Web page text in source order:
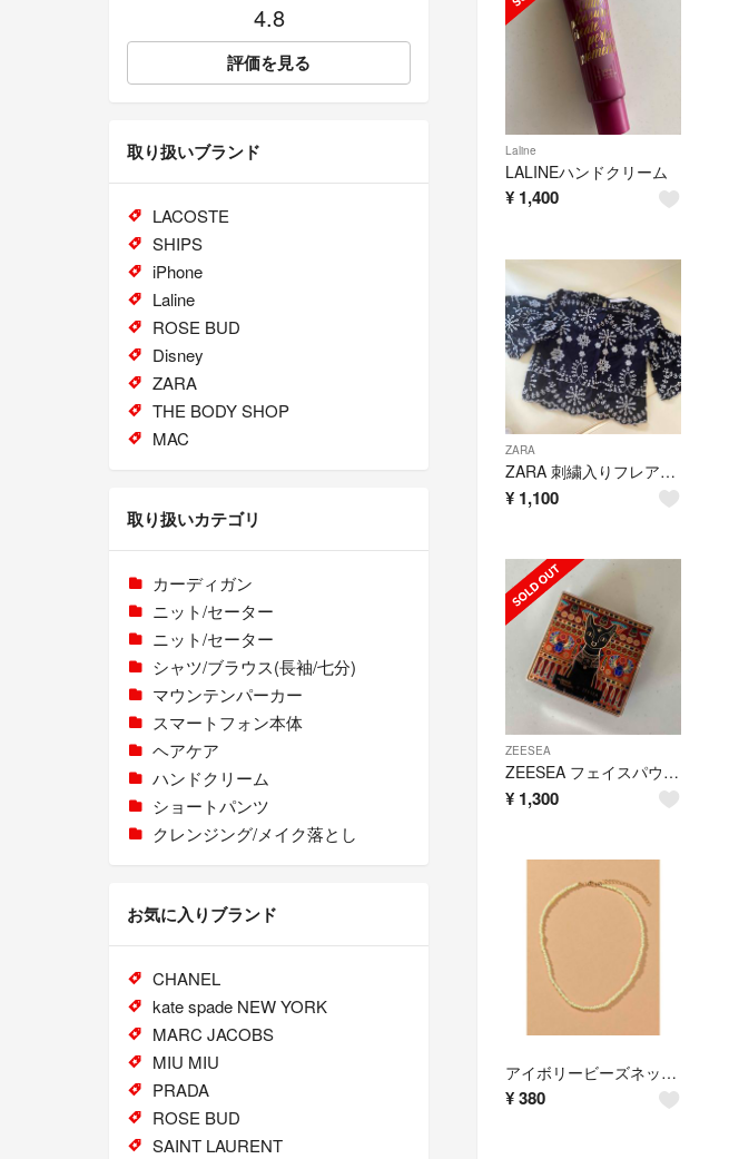
Laline
LALINEハンドクリーム
¥ 1,400
ZARA
ZARA 刺繍入りフレアスリーブトップス
¥ 1,100
ZEESEA
ZEESEA フェイスパウダー AH01 ズーシー
¥ 1,300
アイボリービーズネックレス
¥380
4.8
評価を見る
取り扱いブランド
LACOSTE
SHIPS
iPhone
Laline
ROSE BUD
Disney
ZARA
THE BODY SHOP
MAC
取り扱いカテゴリ
カーディガン
ニット/セーター
ニット/セーター
シャツ/ブラウス(長袖/七分)
マウンテンパーカー
スマートフォン本体
ヘアケア
ハンドクリーム
ショートパンツ
クレンジング/メイク落とし
お気に入りブランド
CHANEL
kate spade NEW YORK
MARC JACOBS
MIU MIU
PRADA
ROSE BUD
SAINT LAURENT